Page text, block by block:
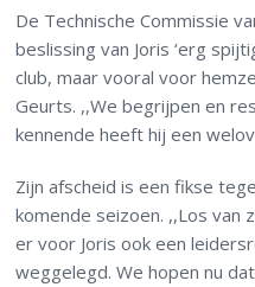
De Technische Commissie
beslissing van Joris ‘erg
club, maar vooral voor
Geurts. ,,We begrijpen en
kennende heeft hij een
Zijn afscheid is een fikse
komende seizoen. ,,Los van
er voor Joris ook een
weggelegd. We hopen nu